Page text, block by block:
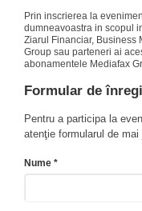
Prin inscrierea la
dumneavoastra in scopul
Ziarul Financiar, Business
Group sau parteneri ai
abonamentele Mediafax
Formular de
Pentru a participa la
atenţie formularul de mai
Nume *